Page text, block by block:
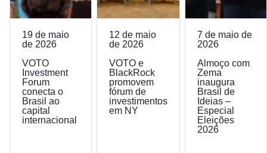
19 de maio
de 2026
VOTO
Investment
Forum
conecta o
Brasil ao
capital
internacional
12 de maio
de 2026
VOTO e
BlackRock
promovem
fórum de
investimentos
em NY
7 de maio de
2026
Almoço com
Zema
inaugura
Brasil de
Ideias –
Especial
Eleições
2026